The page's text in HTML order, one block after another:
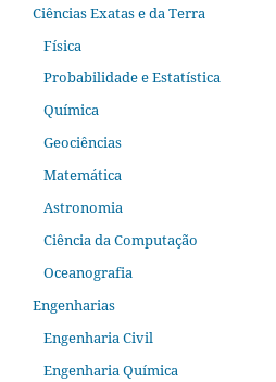
Ciências Exatas e da Terra
Física
Probabilidade e Estatística
Química
Geociências
Matemática
Astronomia
Ciência da Computação
Oceanografia
Engenharias
Engenharia Civil
Engenharia Química